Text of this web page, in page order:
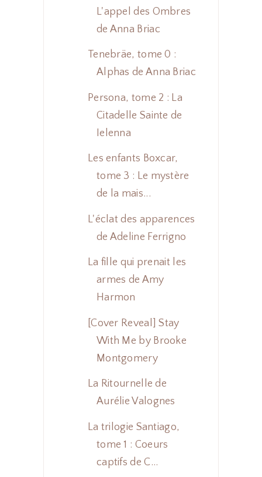
L'appel des Ombres
de Anna Briac
Tenebräe, tome 0 :
Alphas de Anna Briac
Persona, tome 2 : La
Citadelle Sainte de
Ielenna
Les enfants Boxcar,
tome 3 : Le mystère
de la mais...
L'éclat des apparences
de Adeline Ferrigno
La fille qui prenait les
armes de Amy
Harmon
[Cover Reveal] Stay
With Me by Brooke
Montgomery
La Ritournelle de
Aurélie Valognes
La trilogie Santiago,
tome 1 : Coeurs
captifs de C...